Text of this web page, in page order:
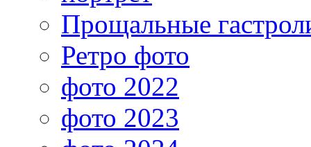
Прощальные
Ретро фото
фото 2022
фото 2023